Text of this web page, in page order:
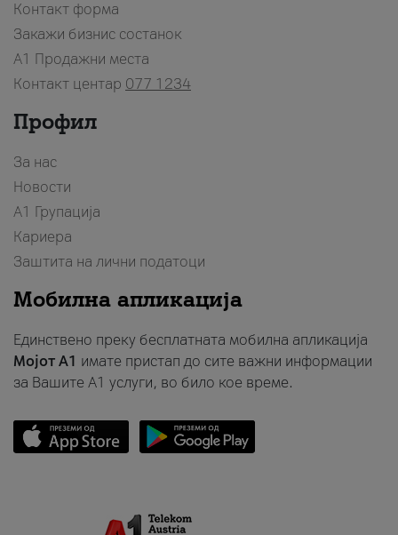
Контакт форма
Закажи бизнис состанок
A1 Продажни места
Контакт центар 077 1234
Профил
За нас
Новости
А1 Групација
Кариера
Заштита на лични податоци
Мобилна апликација
Единствено преку бесплатната мобилна апликација
Мојот A1 имате пристап до сите важни информации
за Вашите A1 услуги, во било кое време.